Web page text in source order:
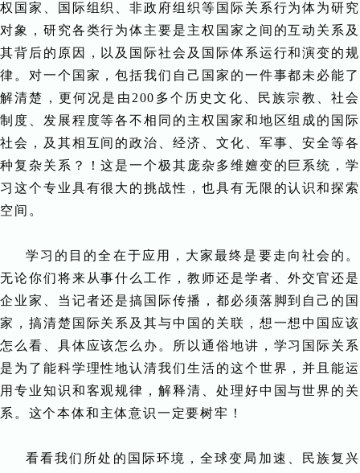
权国家、国际组织、非政府组织等国际关系行为体为研究
对象，研究各类行为体主要是主权国家之间的互动关系及
其背后的原因，以及国际社会及国际体系运行和演变的规
律。对一个国家，包括我们自己国家的一件事都未必能了
解清楚，更何况是由200多个历史文化、民族宗教、社会
制度、发展程度等各不相同的主权国家和地区组成的国际
社会，及其相互间的政治、经济、文化、军事、安全等各
种复杂关系？！这是一个极其庞杂多维嬗变的巨系统，学
习这个专业具有很大的挑战性，也具有无限的认识和探索
空间。
学习的目的全在于应用，大家最终是要走向社会的。
无论你们将来从事什么工作，教师还是学者、外交官还是
企业家、当记者还是搞国际传播，都必须落脚到自己的国
家，搞清楚国际关系及其与中国的关联，想一想中国应该
怎么看、具体应该怎么办。所以通俗地讲，学习国际关系
是为了能科学理性地认清我们生活的这个世界，并且能运
用专业知识和客观规律，解释清、处理好中国与世界的关
系。这个本体和主体意识一定要树牢！
看看我们所处的国际环境，全球变局加速、民族复兴